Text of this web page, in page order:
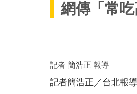
網傳「常吃
記者 簡浩正 報導
記者簡浩正／台北報導